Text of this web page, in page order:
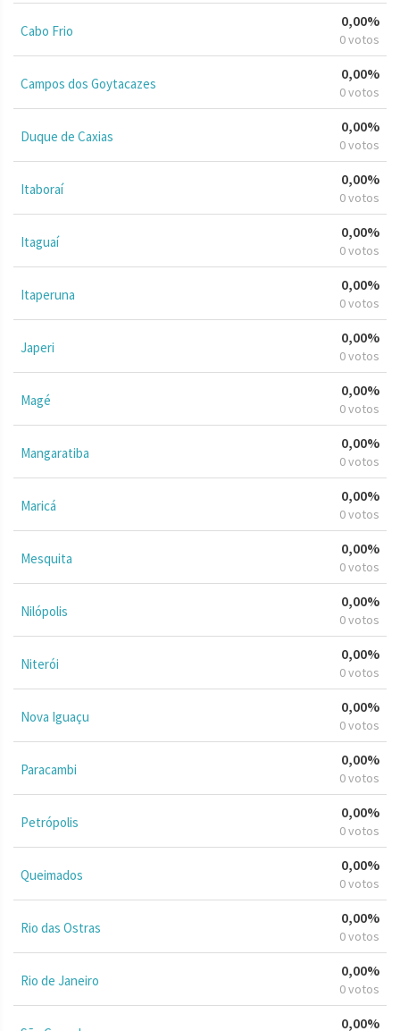
Cabo Frio
0,00%
0 votos
Campos dos Goytacazes
0,00%
0 votos
Duque de Caxias
0,00%
0 votos
Itaboraí
0,00%
0 votos
Itaguaí
0,00%
0 votos
Itaperuna
0,00%
0 votos
Japeri
0,00%
0 votos
Magé
0,00%
0 votos
Mangaratiba
0,00%
0 votos
Maricá
0,00%
0 votos
Mesquita
0,00%
0 votos
Nilópolis
0,00%
0 votos
Niterói
0,00%
0 votos
Nova Iguaçu
0,00%
0 votos
Paracambi
0,00%
0 votos
Petrópolis
0,00%
0 votos
Queimados
0,00%
0 votos
Rio das Ostras
0,00%
0 votos
Rio de Janeiro
0,00%
0 votos
0,00%